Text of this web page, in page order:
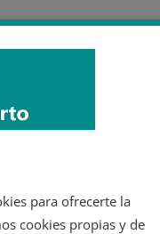
para ofrecerte la
cookies propias y de